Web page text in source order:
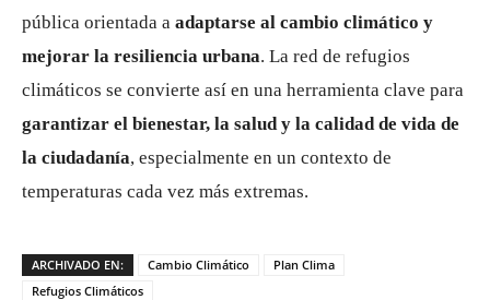
pública orientada a adaptarse al cambio climático y
mejorar la resiliencia urbana. La red de refugios
climáticos se convierte así en una herramienta clave para
garantizar el bienestar, la salud y la calidad de vida de
la ciudadanía, especialmente en un contexto de
temperaturas cada vez más extremas.
ARCHIVADO EN: Cambio Climático
Plan Clima
Refugios Climáticos